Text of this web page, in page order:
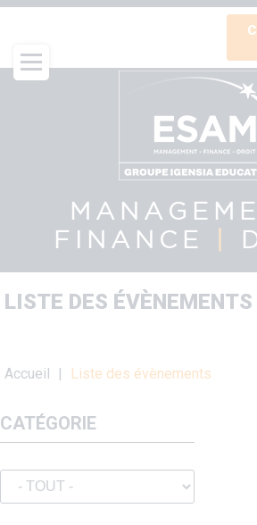
Aller
contenu
principal
FINANCE
LISTE DES ÉVÈNEMENTS
Fil
Accueil Liste des évènements
CATÉGORIE